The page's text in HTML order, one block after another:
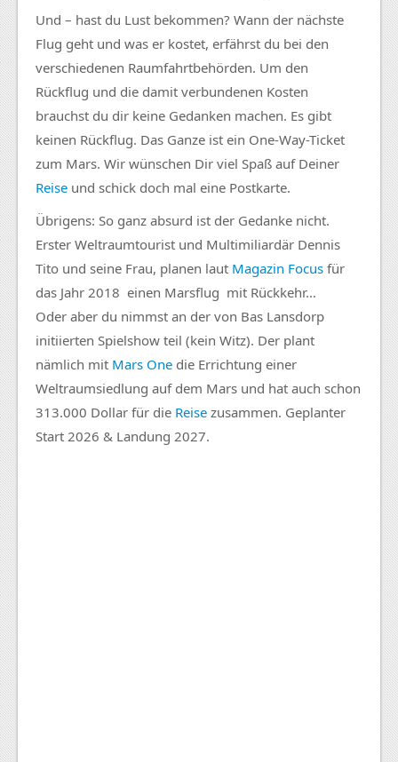
Und – hast du Lust bekommen? Wann der nächste
Flug geht und was er kostet, erfährst du bei den
verschiedenen Raumfahrtbehörden. Um den
Rückflug und die damit verbundenen Kosten
brauchst du dir keine Gedanken machen. Es gibt
keinen Rückflug. Das Ganze ist ein One-Way-Ticket
zum Mars. Wir wünschen Dir viel Spaß auf Deiner
Reise und schick doch mal eine Postkarte.
Übrigens: So ganz absurd ist der Gedanke nicht.
Erster Weltraumtourist und Multimiliardär Dennis
Tito und seine Frau, planen laut Magazin Focus für
das Jahr 2018 einen Marsflug mit Rückkehr…
Oder aber du nimmst an der von Bas Lansdorp
initiierten Spielshow teil (kein Witz). Der plant
nämlich mit Mars One die Errichtung einer
Weltraumsiedlung auf dem Mars und hat auch schon
313.000 Dollar für die Reise zusammen. Geplanter
Start 2026 & Landung 2027.